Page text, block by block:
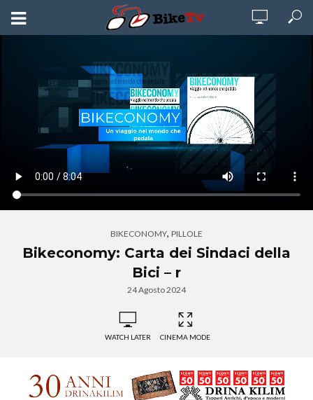
BIKECONOMY, PILLOLE
Bikeconomy: Carta dei Sindaci della
Bici – r
24 Agosto 2024
WATCH LATER CINEMA MODE